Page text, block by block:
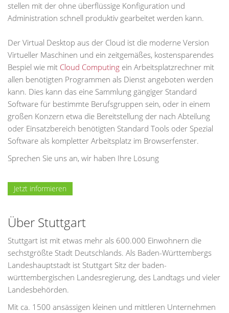
stellen mit der ohne überflüssige Konfiguration und
Administration schnell produktiv gearbeitet werden kann.
Der Virtual Desktop aus der Cloud ist die moderne Version
Virtueller Maschinen und ein zeitgemäßes, kostensparendes
Bespiel wie mit Cloud Computing ein Arbeitsplatzrechner mit
allen benötigten Programmen als Dienst angeboten werden
kann. Dies kann das eine Sammlung gängiger Standard
Software für bestimmte Berufsgruppen sein, oder in einem
großen Konzern etwa die Bereitstellung der nach Abteilung
oder Einsatzbereich benötigten Standard Tools oder Spezial
Software als kompletter Arbeitsplatz im Browserfenster.
Sprechen Sie uns an, wir haben Ihre Lösung
Jetzt informieren
Über Stuttgart
Stuttgart ist mit etwas mehr als 600.000 Einwohnern die
sechstgrößte Stadt Deutschlands. Als Baden-Württembergs
Landeshauptstadt ist Stuttgart Sitz der baden-
württembergischen Landesregierung, des Landtags und vieler
Landesbehörden.
Mit ca. 1500 ansässigen kleinen und mittleren Unternehmen